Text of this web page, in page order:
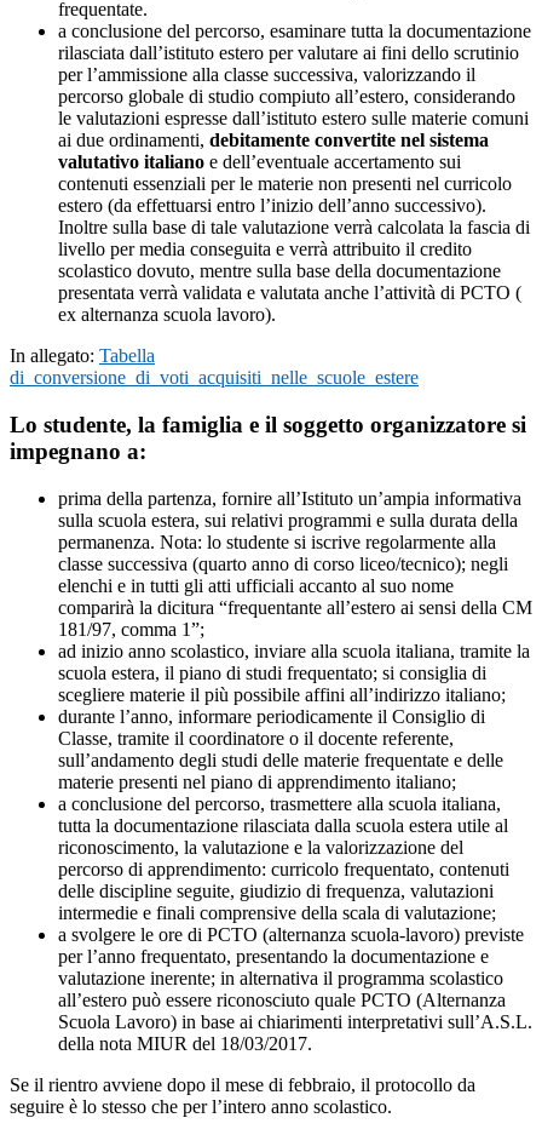
frequentate.
a conclusione del percorso, esaminare tutta la documentazione
rilasciata dall’istituto estero per valutare ai fini dello scrutinio
per l’ammissione alla classe successiva, valorizzando il
percorso globale di studio compiuto all’estero, considerando
le valutazioni espresse dall’istituto estero sulle materie comuni
ai due ordinamenti, debitamente convertite nel sistema
valutativo italiano e dell’eventuale accertamento sui
contenuti essenziali per le materie non presenti nel curricolo
estero (da effettuarsi entro l’inizio dell’anno successivo).
Inoltre sulla base di tale valutazione verrà calcolata la fascia di
livello per media conseguita e verrà attribuito il credito
scolastico dovuto, mentre sulla base della documentazione
presentata verrà validata e valutata anche l’attività di PCTO (
ex alternanza scuola lavoro).
In allegato: Tabella
di_conversione_di_voti_acquisiti_nelle_scuole_estere
Lo studente, la famiglia e il soggetto organizzatore si
impegnano a:
prima della partenza, fornire all’Istituto un’ampia informativa
sulla scuola estera, sui relativi programmi e sulla durata della
permanenza. Nota: lo studente si iscrive regolarmente alla
classe successiva (quarto anno di corso liceo/tecnico); negli
elenchi e in tutti gli atti ufficiali accanto al suo nome
comparirà la dicitura “frequentante all’estero ai sensi della CM
181/97, comma 1”;
ad inizio anno scolastico, inviare alla scuola italiana, tramite la
scuola estera, il piano di studi frequentato; si consiglia di
scegliere materie il più possibile affini all’indirizzo italiano;
durante l’anno, informare periodicamente il Consiglio di
Classe, tramite il coordinatore o il docente referente,
sull’andamento degli studi delle materie frequentate e delle
materie presenti nel piano di apprendimento italiano;
a conclusione del percorso, trasmettere alla scuola italiana,
tutta la documentazione rilasciata dalla scuola estera utile al
riconoscimento, la valutazione e la valorizzazione del
percorso di apprendimento: curricolo frequentato, contenuti
delle discipline seguite, giudizio di frequenza, valutazioni
intermedie e finali comprensive della scala di valutazione;
a svolgere le ore di PCTO (alternanza scuola-lavoro) previste
per l’anno frequentato, presentando la documentazione e
valutazione inerente; in alternativa il programma scolastico
all’estero può essere riconosciuto quale PCTO (Alternanza
Scuola Lavoro) in base ai chiarimenti interpretativi sull’A.S.L.
della nota MIUR del 18/03/2017.
Se il rientro avviene dopo il mese di febbraio, il protocollo da
seguire è lo stesso che per l’intero anno scolastico.